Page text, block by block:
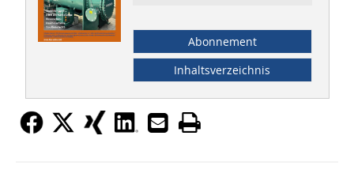
Abonnement
Inhaltsverzeichnis